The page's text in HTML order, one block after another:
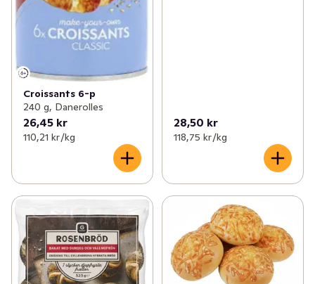
Croissants 6-p
240 g, Danerolles
26,45 kr
110,21 kr /kg
28,50 kr
118,75 kr /kg